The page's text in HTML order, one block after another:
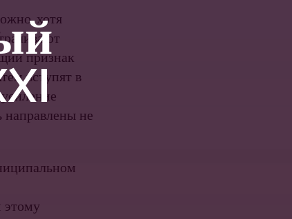
хотя
признак
вступят в
не
этому